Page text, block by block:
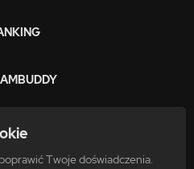
Twoje doświadczenia.